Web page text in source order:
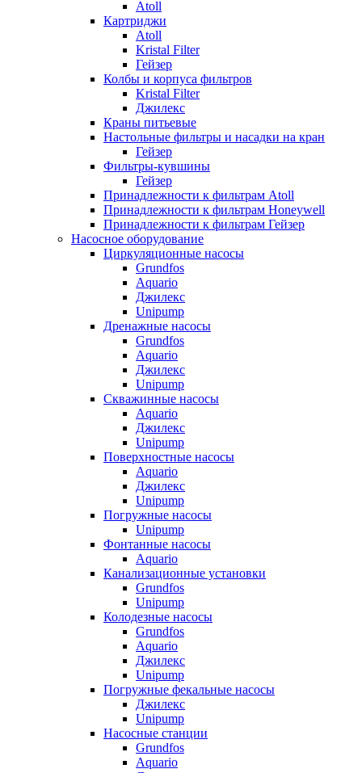
Atoll
Картриджи
Atoll
Kristal Filter
Гейзер
Колбы и корпуса фильтров
Kristal Filter
Джилекс
Краны питьевые
Настольные фильтры и насадки на кран
Гейзер
Фильтры-кувшины
Гейзер
Принадлежности к фильтрам Atoll
Принадлежности к фильтрам Honeywell
Принадлежности к фильтрам Гейзер
Насосное оборудование
Циркуляционные насосы
Grundfos
Aquario
Джилекс
Unipump
Дренажные насосы
Grundfos
Aquario
Джилекс
Unipump
Скважинные насосы
Aquario
Джилекс
Unipump
Поверхностные насосы
Aquario
Джилекс
Unipump
Погружные насосы
Unipump
Фонтанные насосы
Aquario
Канализационные установки
Grundfos
Unipump
Колодезные насосы
Grundfos
Aquario
Джилекс
Unipump
Погружные фекальные насосы
Джилекс
Unipump
Насосные станции
Grundfos
Aquario